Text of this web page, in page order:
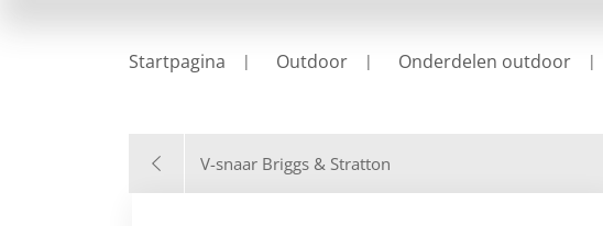
Startpagina Outdoor Onderdelen outdoor
V-snaar Briggs & Stratton